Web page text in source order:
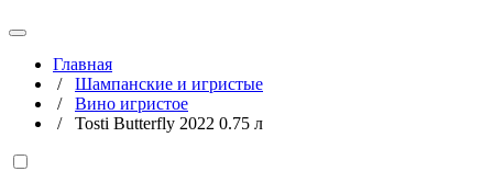
Главная
/ Шампанские и игристые
/ Вино игристое
/ Tosti Butterfly 2022 0.75 л